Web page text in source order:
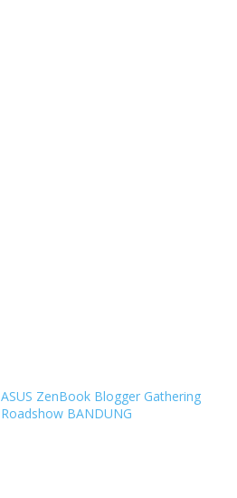
ASUS ZenBook Blogger Gathering
Roadshow BANDUNG